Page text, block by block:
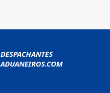
DESPACHANTES
ADUANEIROS.COM